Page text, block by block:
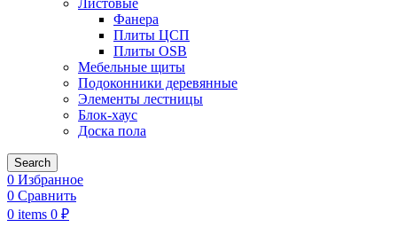
Листовые
Фанера
Плиты ЦСП
Плиты OSB
Мебельные щиты
Подоконники деревянные
Элементы лестницы
Блок-хаус
Доска пола
Search
0 Избранное
0 Сравнить
0 items 0 ₽